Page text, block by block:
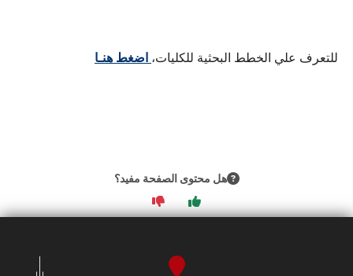
للتعرف علي الخطط البحثية للكليات، اضغط هنـا
هل محتوى الصفحة مفيد؟